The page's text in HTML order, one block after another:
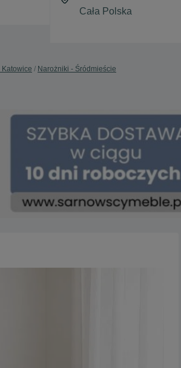
Katowice Narożniki - Śródmieście